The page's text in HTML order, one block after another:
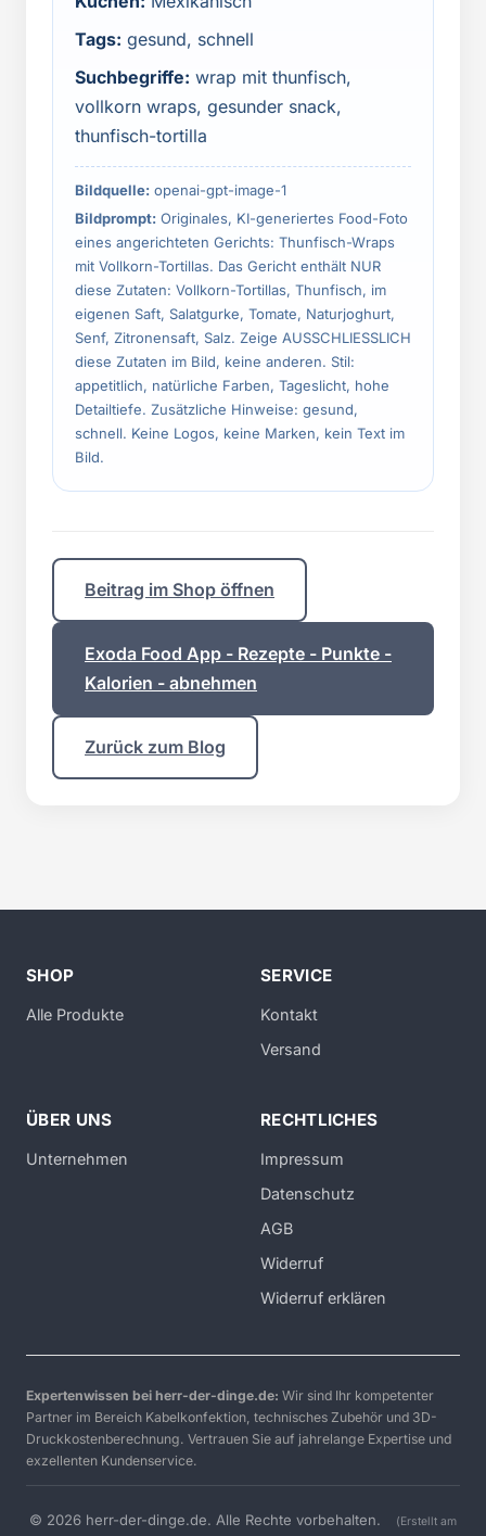
Tags: gesund, schnell
Suchbegriffe: wrap mit thunfisch,
vollkorn wraps, gesunder snack,
thunfisch-tortilla
Bildquelle: openai-gpt-image-1
Bildprompt: Originales, KI-generiertes Food-Foto
eines angerichteten Gerichts: Thunfisch-Wraps
mit Vollkorn-Tortillas. Das Gericht enthält NUR
diese Zutaten: Vollkorn-Tortillas, Thunfisch, im
eigenen Saft, Salatgurke, Tomate, Naturjoghurt,
Senf, Zitronensaft, Salz. Zeige AUSSCHLIESSLICH
diese Zutaten im Bild, keine anderen. Stil:
appetitlich, natürliche Farben, Tageslicht, hohe
Detailtiefe. Zusätzliche Hinweise: gesund,
schnell. Keine Logos, keine Marken, kein Text im
Bild.
Beitrag im Shop öffnen
Exoda Food App - Rezepte - Punkte -
Kalorien - abnehmen
Zurück zum Blog
SHOP
Alle Produkte
SERVICE
Kontakt
Versand
ÜBER UNS
Unternehmen
RECHTLICHES
Impressum
Datenschutz
AGB
Widerruf
Widerruf erklären
Expertenwissen bei herr-der-dinge.de: Wir sind Ihr kompetenter
Partner im Bereich Kabelkonfektion, technisches Zubehör und 3D-
Druckkostenberechnung. Vertrauen Sie auf jahrelange Expertise und
exzellenten Kundenservice.
© 2026 herr-der-dinge.de. Alle Rechte vorbehalten. (Erstellt am